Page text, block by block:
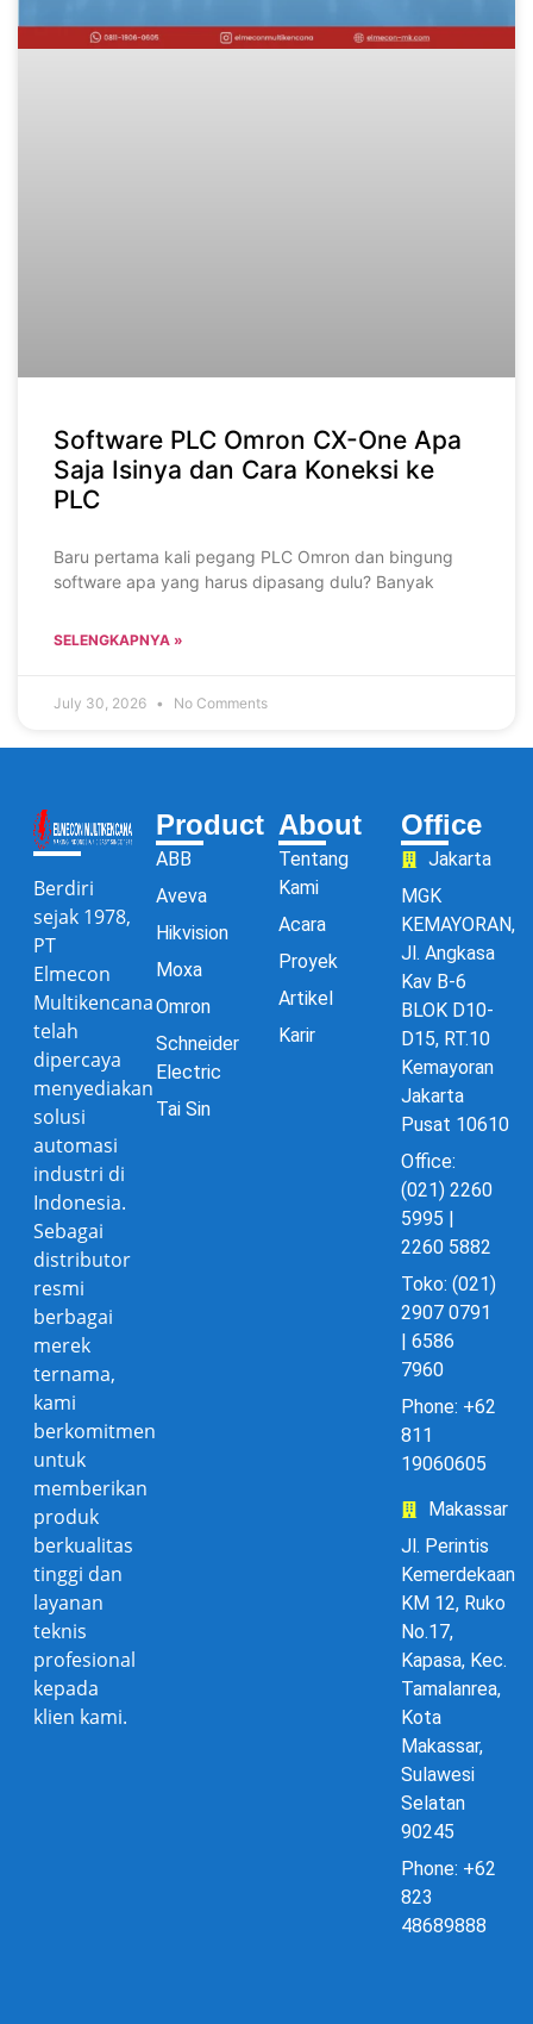
Software PLC Omron CX-One Apa
Saja Isinya dan Cara Koneksi ke
PLC
Baru pertama kali pegang PLC Omron dan bingung
software apa yang harus dipasang dulu? Banyak
SELENGKAPNYA »
July 30, 2026 No Comments
Berdiri
sejak 1978,
PT
Elmecon
Multikencana
telah
dipercaya
menyediakan
solusi
automasi
industri di
Indonesia.
Sebagai
distributor
resmi
berbagai
merek
ternama,
kami
berkomitmen
untuk
memberikan
produk
berkualitas
tinggi dan
layanan
teknis
profesional
kepada
klien kami.
Product
ABB
Aveva
Hikvision
Moxa
Omron
Schneider
Electric
Tai Sin
About
Tentang
Kami
Acara
Proyek
Artikel
Karir
Office
Jakarta
MGK
KEMAYORAN,
Jl. Angkasa
Kav B-6
BLOK D10-
D15, RT.10
Kemayoran
Jakarta
Pusat 10610
Office:
(021) 2260
5995 |
2260 5882
Toko: (021)
2907 0791
| 6586
7960
Phone: +62
811
19060605
Makassar
Jl. Perintis
Kemerdekaan
KM 12, Ruko
No.17,
Kapasa, Kec.
Tamalanrea,
Kota
Makassar,
Sulawesi
Selatan
90245
Phone: +62
823
48689888